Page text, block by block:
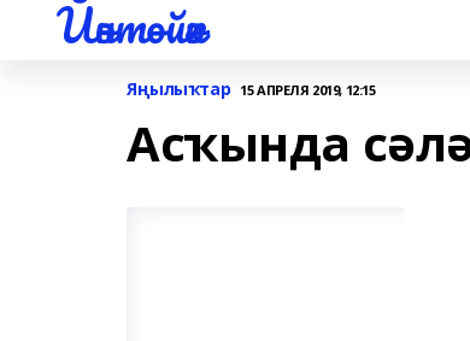
Йәнтөйәк
Яңылыҡтар 15 АПРЕЛЯ 2019, 12:15
Асҡында